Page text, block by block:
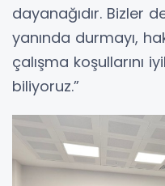
dayanağıdır. Bizler
yanında durmayı,
çalışma koşullarını
biliyoruz.”